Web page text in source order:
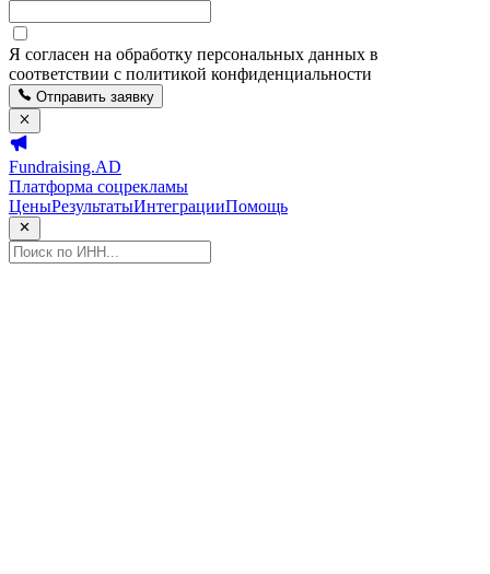
Я согласен на обработку персональных данных в
соответствии с политикой конфиденциальности
Отправить заявку
Fundraising.AD
Платформа соцрекламы
ЦеныРезультатыИнтеграцииПомощь